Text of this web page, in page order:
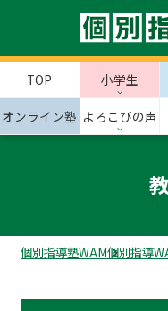
TOP 小学生
オンライン塾 よろこびの声
個別指導塾WAM個別指導